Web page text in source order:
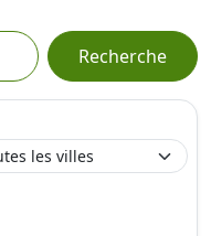
Recherche